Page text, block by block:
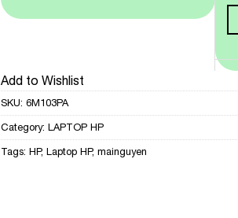
Add to Wishlist
SKU: 6M103PA
Category: LAPTOP HP
Tags: HP, Laptop HP, mainguyen